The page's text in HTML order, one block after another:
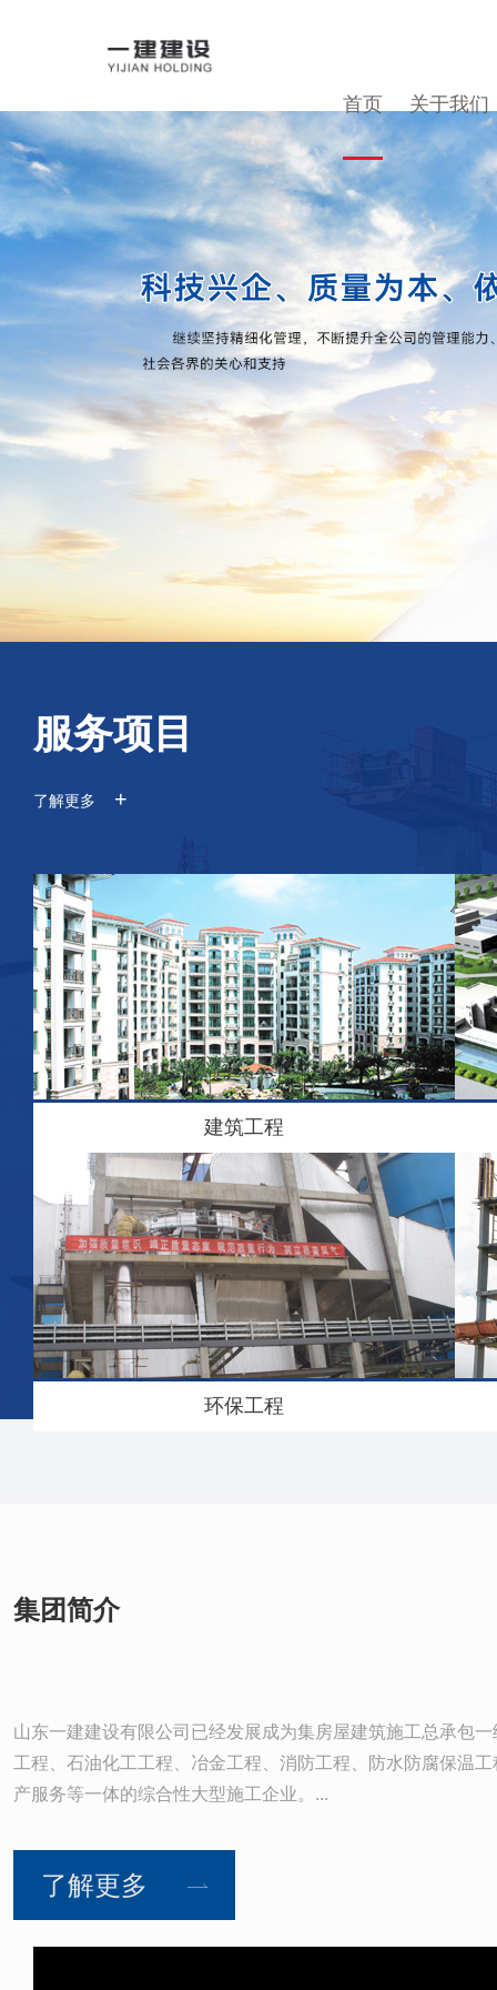
首页 关于我们
服务项目
了解更多 +
建筑工程
环保工程
集团简介
山东一建建设有限公司已经发展成为集房屋建筑施工总承包
工程、石油化工工程、冶金工程、消防工程、防水防腐保温
产服务等一体的综合性大型施工企业。...
了解更多